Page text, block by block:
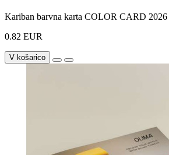
Kariban barvna karta COLOR CARD
0.82 EUR
V košarico